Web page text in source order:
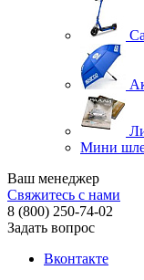
Мини
Ваш менеджер
Свяжитесь с нами
8 (800) 250-74-02
Задать вопрос
Вконтакте